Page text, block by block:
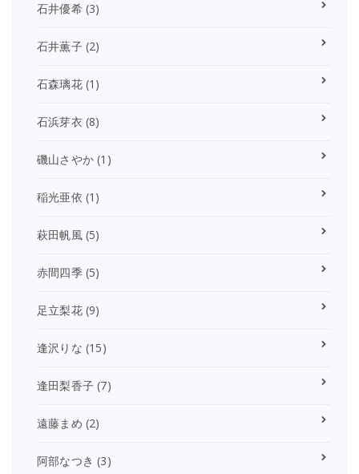
石井優希(3)
石井薫子(2)
石森璃花(1)
石浜芽衣 (8)
磯山さやか (1)
稲光亜依 (1)
萩田帆風(5)
赤間四季(5)
足立梨花(9)
逢沢りな (15)
逢田梨香子 (7)
遠藤まめ (2)
阿部なつき (3)